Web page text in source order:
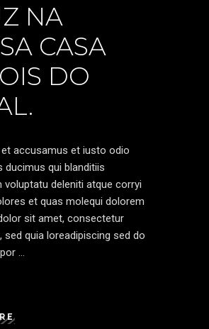
NA
CASA
DO
accusamus et iusto odio
ducimus qui blanditiis
voluptatu deleniti atque corryi
et quas molequi dolorem
sit amet, consectetur
sed quia loreadipiscing sed do